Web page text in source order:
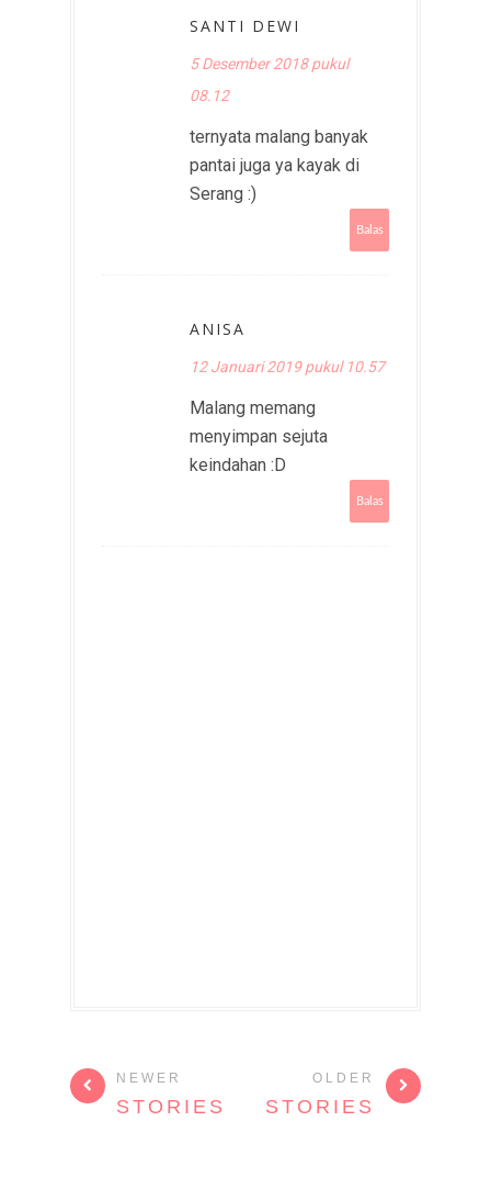
SANTI DEWI
5 Desember 2018 pukul
08.12
ternyata malang banyak
pantai juga ya kayak di
Serang :)
Balas
ANISA
12 Januari 2019 pukul 10.57
Malang memang
menyimpan sejuta
keindahan :D
Balas
NEWER
STORIES
OLDER
STORIES